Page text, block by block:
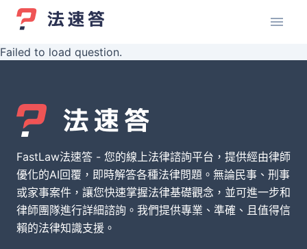
Failed to load question.
FastLaw法速答 - 您的線上法律諮詢平台，提供經由律師
優化的AI回覆，即時解答各種法律問題。無論民事、刑事
或家事案件，讓您快速掌握法律基礎觀念，並可進一步和
律師團隊進行詳細諮詢。我們提供專業、準確、且值得信
賴的法律知識支援。